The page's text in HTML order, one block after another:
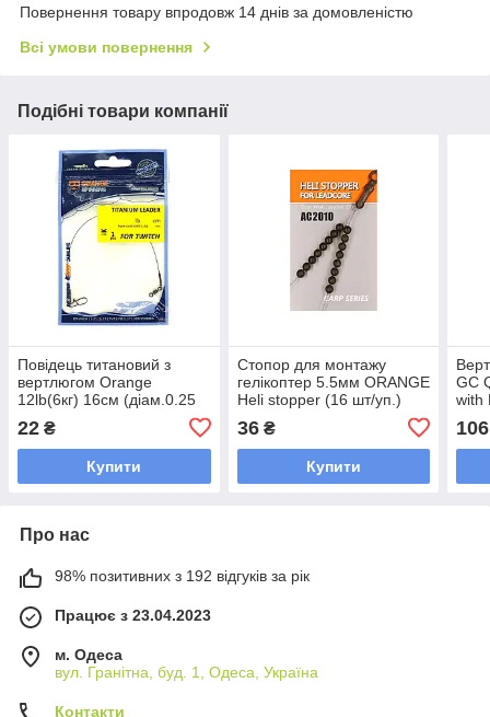
Повернення товару впродовж 14 днів за домовленістю
Всі умови повернення
Подібні товари компанії
Повідець титановий з
вертлюгом Orange
12lb(6кг) 16см (діам.0.25
Ukrspin Spinning Titaniun
Leader
22 ₴
Купити
Стопор для монтажу
гелікоптер 5.5мм ORANGE
Heli stopper (16 шт/уп.)
36₴
Купити
GC
with
106
Про нас
98% позитивних з 192 відгуків за рік
Працює з 23.04.2023
м. Одеса
вул. Гранітна, буд. 1, Одеса, Україна
Контакти